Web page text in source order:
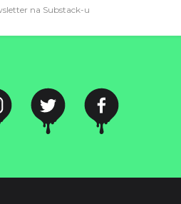
na Substack-u